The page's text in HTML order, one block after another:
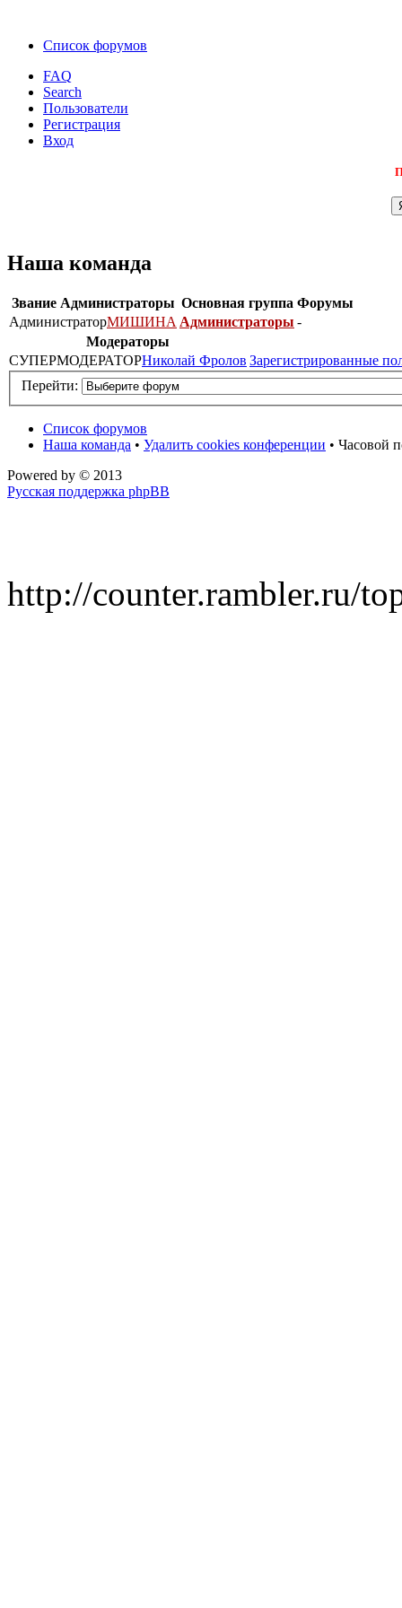
Список форумов
FAQ
Search
Пользователи
Регистрация
Вход
Наша команда
Звание Администраторы Основная группа Форумы
АдминистраторМИШИНА Администраторы -
Модераторы
СУПЕРМОДЕРАТОРНиколай Фролов Зарегистрированные
Перейти:
Список форумов
Наша команда • Удалить cookies конференции • Часовой
Powered by © 2013
Русская поддержка phpBB
http://counter.rambler.ru/